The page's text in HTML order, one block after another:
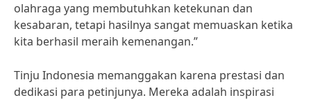
olahraga yang membutuhkan ketekunan dan
kesabaran, tetapi hasilnya sangat memuaskan ketika
kita berhasil meraih kemenangan.”
Tinju Indonesia memanggakan karena prestasi dan
dedikasi para petinjunya. Mereka adalah inspirasi